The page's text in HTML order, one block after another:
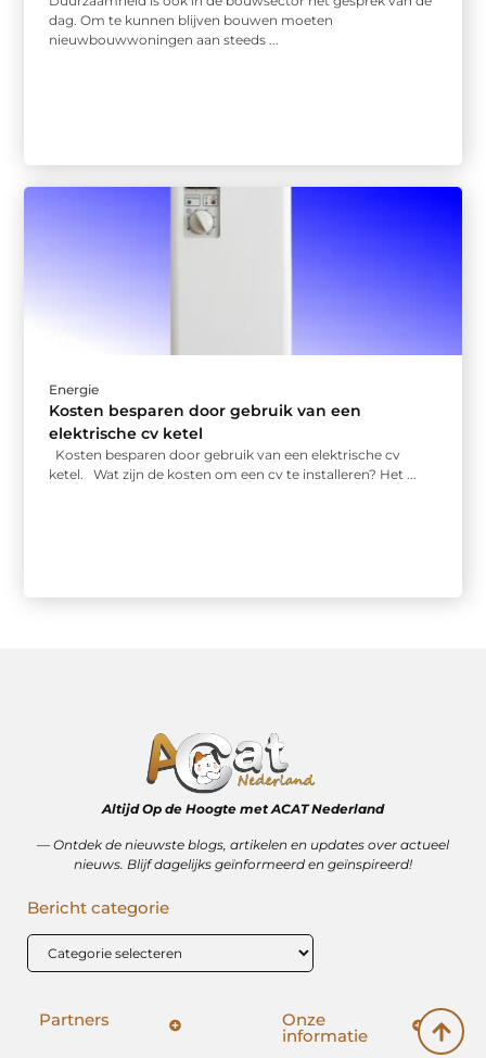
dag. Om te kunnen blijven bouwen moeten
nieuwbouwwoningen aan steeds ...
Energie
Kosten besparen door gebruik van een
elektrische cv ketel
Kosten besparen door gebruik van een elektrische cv
ketel. Wat zijn de kosten om een cv te installeren? Het ...
Altijd Op de Hoogte met ACAT Nederland
–– Ontdek de nieuwste blogs, artikelen en updates over actueel
nieuws. Blijf dagelijks geïnformeerd en geïnspireerd!
Bericht categorie
Partners Onze
informatie